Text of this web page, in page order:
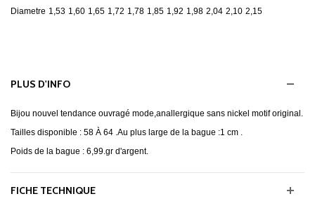
Diametre 1,53 1,60 1,65 1,72 1,78 1,85 1,92 1,98 2,04 2,10 2,15
PLUS D'INFO
Bijou nouvel tendance ouvragé mode,anallergique sans nickel motif original.
Tailles disponible : 58 À 64 .Au plus large de la bague :1 cm .
Poids de la bague : 6,99.gr d'argent.
FICHE TECHNIQUE